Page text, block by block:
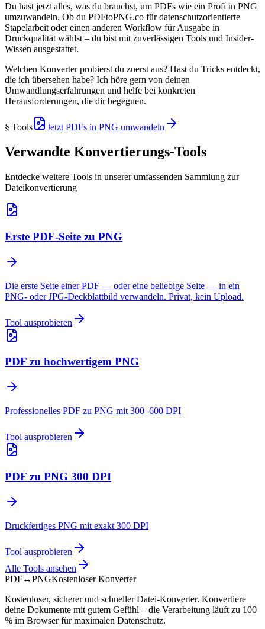
Du hast jetzt alles, was du brauchst, um PDFs wie ein Profi in PNG
umzuwandeln. Ob du PDFtoPNG.co für datenschutzorientierte
Stapelarbeit oder einen anderen Workflow für Ausgabe in
Druckqualität wählst – du bist mit zuverlässigen Tools und Insider-
Wissen ausgestattet.
Welchen Konverter probierst du zuerst aus? Hast du Tricks entdeckt,
die ich übersehen habe? Ich höre gern von deinen
Umwandlungserfahrungen und helfe bei konkreten
Herausforderungen, die dir begegnen.
§ Tools Jetzt PDFs in PNG umwandeln
Verwandte Konvertierungs-Tools
Entdecke weitere Tools in unserer umfassenden Sammlung zur
Dateikonvertierung
Erste PDF-Seite zu PNG
Die erste Seite einer PDF — oder eine beliebige Seite — in ein
PNG- oder JPG-Deckblattbild verwandeln. Privat, kein Upload.
Tool ausprobieren
PDF zu hochwertigem PNG
Professionelles PDF zu PNG mit 300–600 DPI
Tool ausprobieren
PDF zu PNG 300 DPI
Druckfertiges PNG mit exakt 300 DPI
Tool ausprobieren
Alle Tools ansehen
PDF↔PNGKostenloser Konverter
Kostenloser, sicherer und schneller Datei-Konverter. Konvertiere
deine Dokumente mit gutem Gefühl – die Verarbeitung läuft zu 100
% im Browser für maximalen Datenschutz.